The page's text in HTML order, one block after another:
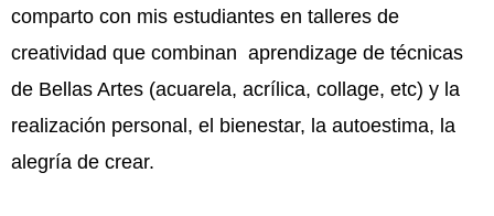
comparto con mis estudiantes en talleres de
creatividad que combinan aprendizage de técnicas
de Bellas Artes (acuarela, acrílica, collage, etc) y la
realización personal, el bienestar, la autoestima, la
alegría de crear.